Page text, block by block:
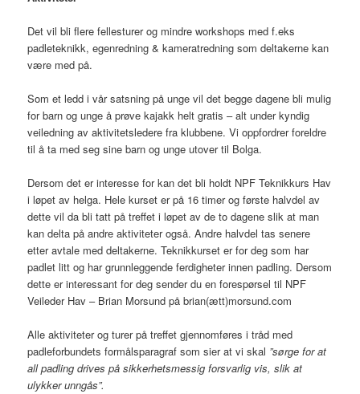
Det vil bli flere fellesturer og mindre workshops med f.eks
padleteknikk, egenredning & kameratredning som deltakerne kan
være med på.
Som et ledd i vår satsning på unge vil det begge dagene bli mulig
for barn og unge å prøve kajakk helt gratis – alt under kyndig
veiledning av aktivitetsledere fra klubbene. Vi oppfordrer foreldre
til å ta med seg sine barn og unge utover til Bolga.
Dersom det er interesse for kan det bli holdt NPF Teknikkurs Hav
i løpet av helga. Hele kurset er på 16 timer og første halvdel av
dette vil da bli tatt på treffet i løpet av de to dagene slik at man
kan delta på andre aktiviteter også. Andre halvdel tas senere
etter avtale med deltakerne. Teknikkurset er for deg som har
padlet litt og har grunnleggende ferdigheter innen padling. Dersom
dette er interessant for deg sender du en forespørsel til NPF
Veileder Hav – Brian Morsund på brian(ætt)morsund.com
Alle aktiviteter og turer på treffet gjennomføres i tråd med
padleforbundets formålsparagraf som sier at vi skal ”sørge for at
all padling drives på sikkerhetsmessig forsvarlig vis, slik at
ulykker unngås”.